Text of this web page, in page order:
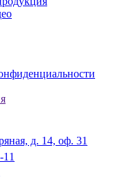
д. 14, оф. 31